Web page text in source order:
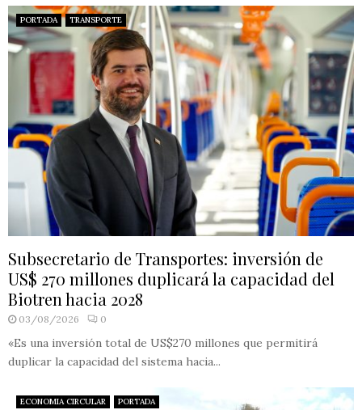
PORTADA TRANSPORTE
Subsecretario de Transportes: inversión de
US$ 270 millones duplicará la capacidad del
Biotren hacia 2028
03/08/2026 0
«Es una inversión total de US$270 millones que permitirá
duplicar la capacidad del sistema hacia...
ECONOMIA CIRCULAR PORTADA